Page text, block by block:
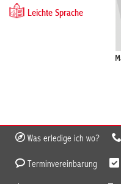
Leichte Sprache
Was erledige ich wo?
Terminvereinbarung